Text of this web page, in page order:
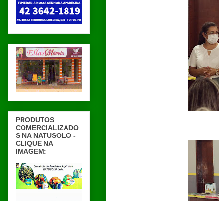
PRODUTOS
COMERCIALIZADO
S NA NATUSOLO -
CLIQUE NA
IMAGEM: